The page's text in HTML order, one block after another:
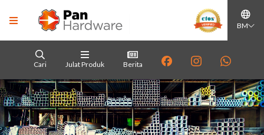
BM
Cari Julat Produk Berita